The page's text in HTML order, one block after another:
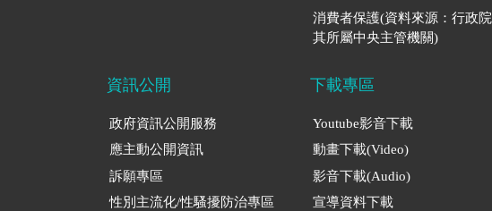
消費者保護(資料來源：行政院
其所屬中央主管機關)
資訊公開
政府資訊公開服務
應主動公開資訊
訴願專區
性別主流化/性騷擾防治專區
下載專區
Youtube影音下載
動畫下載(Video)
影音下載(Audio)
宣導資料下載